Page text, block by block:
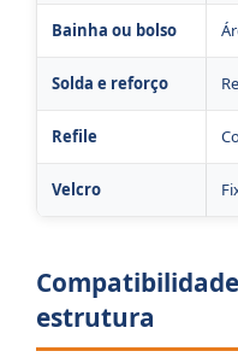
Bainha ou bolso
Solda e reforço
Refile
Velcro
estrutura